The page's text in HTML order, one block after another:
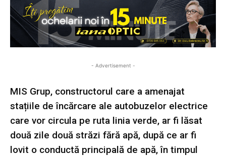
- Advertisement -
MIS Grup, constructorul care a amenajat
stațiile de încărcare ale autobuzelor electrice
care vor circula pe ruta linia verde, ar fi lăsat
două zile două străzi fără apă, după ce ar fi
lovit o conductă principală de apă, în timpul